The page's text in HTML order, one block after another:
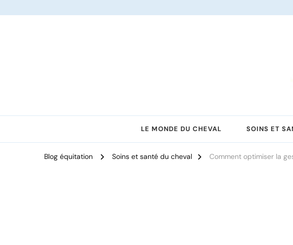
LE MONDE DU CHEVAL SOINS ET
Blog équitation Soins et santé du cheval Comment optimiser la